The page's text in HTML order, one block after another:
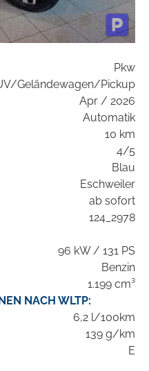
Pkw
Geländewagen/Pickup
Apr / 2026
Automatik
10 km
4/5
Blau
Eschweiler
ab sofort
124_2978
96 kW / 131 PS
Benzin
1.199 cm³
NACH WLTP:
6,2 l/100km
139 g/km
E